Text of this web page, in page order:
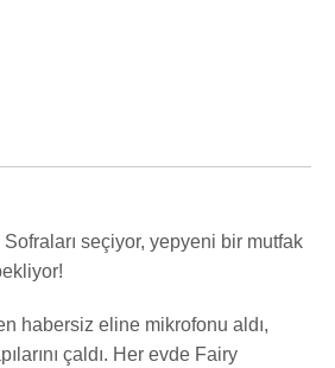
seçiyor, yepyeni bir mutfak
habersiz eline mikrofonu aldı,
çaldı. Her evde Fairy